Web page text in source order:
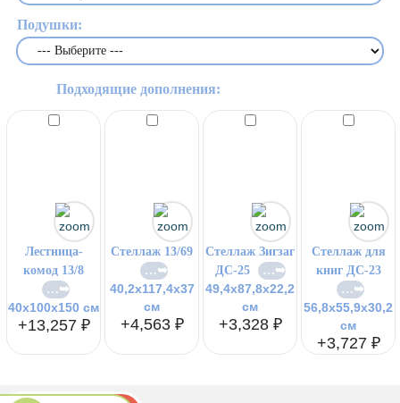
Подушки:
Подходящие дополнения:
Лестница-
комод 13/8
40x100x150 см
+13,257 ₽
Стеллаж 13/69
40,2х117,4х37
см
+4,563 ₽
Стеллаж Зигзаг
ДС-25
49,4х87,8х22,2
см
+3,328 ₽
Стеллаж для
книг ДС-23
56,8х55,9х30,2
см
+3,727 ₽